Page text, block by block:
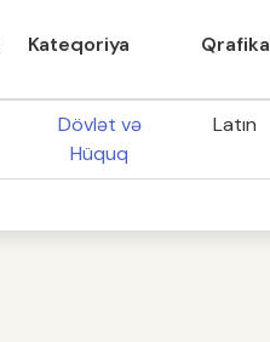
Kateqoriya Qrafika
Dövlət və
Hüquq
Latın